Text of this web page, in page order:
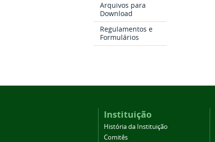
Arquivos para
Download
Regulamentos e
Formulários
Instituição
História da Instituição
Comitês